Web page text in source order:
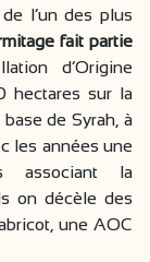
l’un des plus
fait partie
d’Origine
hectares sur la
de Syrah, à
les années une
associant la
on décèle des
une AOC